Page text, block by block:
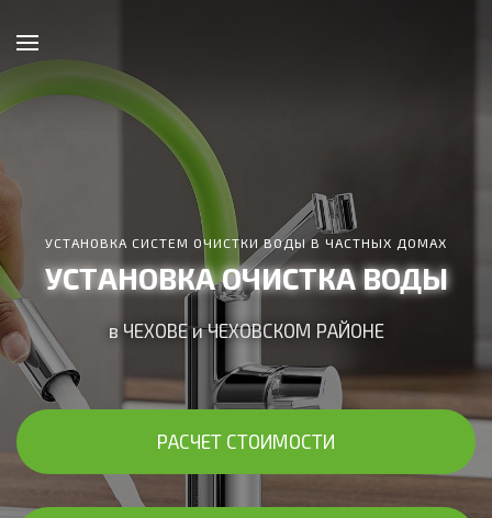
УСТАНОВКА СИСТЕМ ОЧИСТКИ ВОДЫ В ЧАСТНЫХ ДОМАХ
УСТАНОВКА ОЧИСТКА ВОДЫ
в ЧЕХОВЕ и ЧЕХОВСКОМ РАЙОНЕ
РАСЧЕТ СТОИМОСТИ